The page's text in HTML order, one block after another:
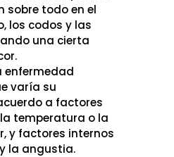
sobre todo en el
los codos y las
una cierta
enfermedad
varía su
a factores
temperatura o la
y factores internos
la angustia.